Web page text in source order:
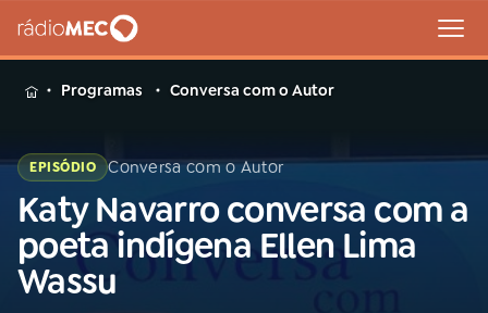
MENU
Buscar
na
Rádio
MEC
Buscar
Programas Conversa com o Autor
EPISÓDIO Conversa com o Autor
Katy Navarro conversa com a
poeta indígena Ellen Lima
Wassu